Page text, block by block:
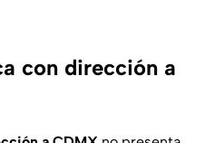
con dirección a